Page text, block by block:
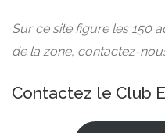
Sur ce site figure les 150
de la zone, contactez-
Contactez le Club